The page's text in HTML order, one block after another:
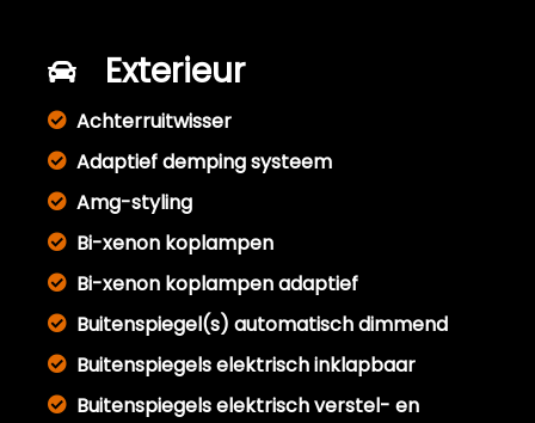
Exterieur
Achterruitwisser
Adaptief demping systeem
Amg-styling
Bi-xenon koplampen
Bi-xenon koplampen adaptief
Buitenspiegel(s) automatisch dimmend
Buitenspiegels elektrisch inklapbaar
Buitenspiegels elektrisch verstel- en